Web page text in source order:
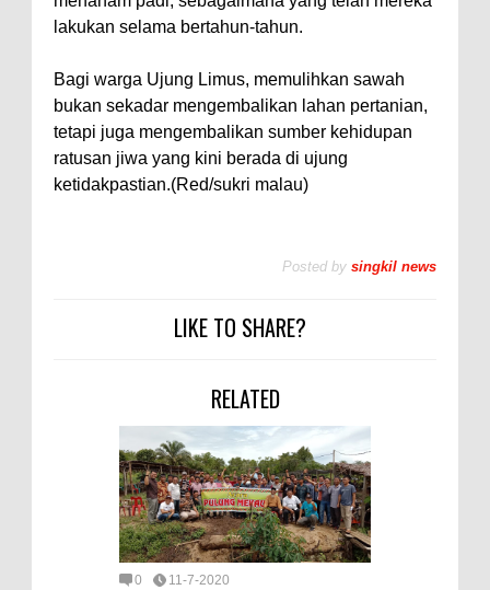
lakukan selama bertahun-tahun.
Bagi warga Ujung Limus, memulihkan sawah
bukan sekadar mengembalikan lahan pertanian,
tetapi juga mengembalikan sumber kehidupan
ratusan jiwa yang kini berada di ujung
ketidakpastian.(Red/sukri malau)
Posted by singkil news
LIKE TO SHARE?
RELATED
0 11-7-2020